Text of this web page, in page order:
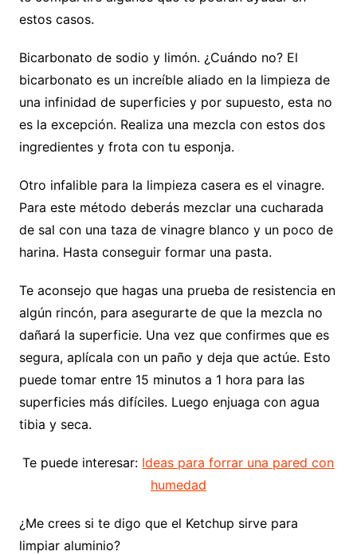
estos casos.
Bicarbonato de sodio y limón. ¿Cuándo no? El
bicarbonato es un increíble aliado en la limpieza de
una infinidad de superficies y por supuesto, esta no
es la excepción. Realiza una mezcla con estos dos
ingredientes y frota con tu esponja.
Otro infalible para la limpieza casera es el vinagre.
Para este método deberás mezclar una cucharada
de sal con una taza de vinagre blanco y un poco de
harina. Hasta conseguir formar una pasta.
Te aconsejo que hagas una prueba de resistencia en
algún rincón, para asegurarte de que la mezcla no
dañará la superficie. Una vez que confirmes que es
segura, aplícala con un paño y deja que actúe. Esto
puede tomar entre 15 minutos a 1 hora para las
superficies más difíciles. Luego enjuaga con agua
tibia y seca.
Te puede interesar: Ideas para forrar una pared con
humedad
¿Me crees si te digo que el Ketchup sirve para
limpiar aluminio?